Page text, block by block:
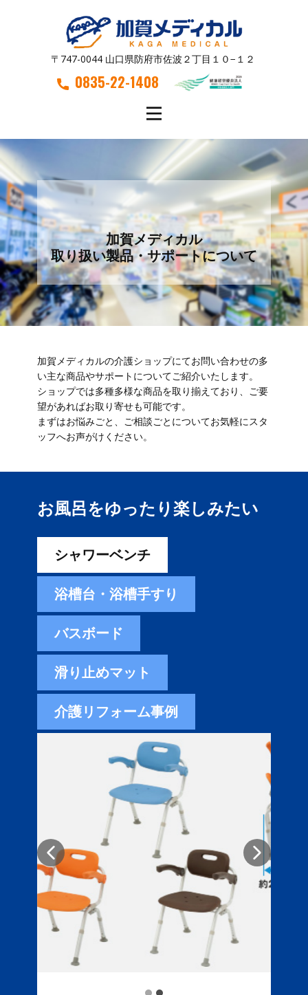
〒747-0044 山口県防府市佐波２丁目１０−１２
0835-22-1408
加賀メディカル
取り扱い製品・サポートについて
加賀メディカルの介護ショップにてお問い合わせの多
い主な商品やサポートについてご紹介いたします。
ショップでは多種多様な商品を取り揃えており、ご要
望があればお取り寄せも可能です。
まずはお悩みごと、ご相談ごとについてお気軽にスタ
ッフへお声がけください。
お風呂をゆったり楽しみ​たい
シャワーベンチ
浴槽台・浴槽手すり
バスボード
滑り止めマット
介護リフォーム事例